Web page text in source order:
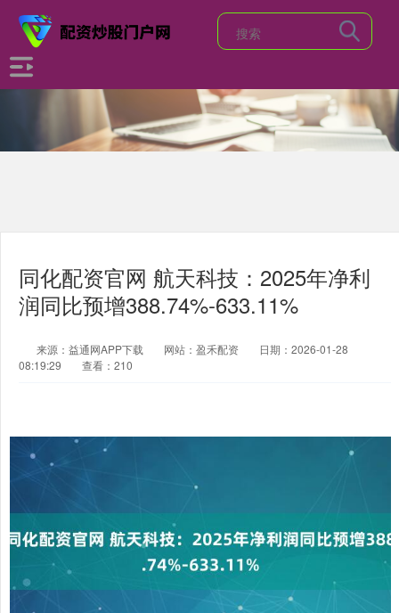
同化配资官网 航天科技：2025年净利
润同比预增388.74%-633.11%
来源：益通网APP下载 网站：盈禾配资
日期：2026-01-28
08:19:29
查看：210